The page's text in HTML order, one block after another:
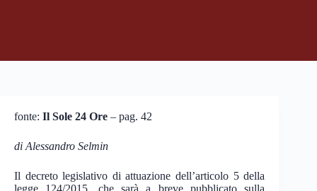
fonte: Il Sole 24 Ore – pag. 42
di Alessandro Selmin
Il decreto legislativo di attuazione dell’articolo 5 della
legge 124/2015 ,che sarà a breve pubblicato sulla